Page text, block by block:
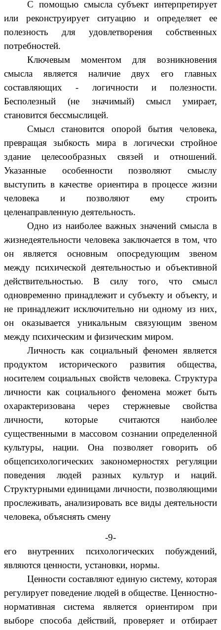
С помощью смысла субъект интерпретирует
или реконструирует ситуацию и определяет ее
полезность для удовлетворения собственных
потребностей.
Ключевым моментом для возникновения
смысла является наличие двух его главных
составляющих - логичности и полезности.
Бесполезный (не значимый) смысл умирает,
становится бессмыслицей.
Смысл становится опорой бытия человека,
превращая зыбкость мира в логически стройное
здание целесообразных связей и отношений.
Указанные особенности позволяют смыслу
выступить в качестве ориентира в процессе жизни
человека и позволяют ему строить
целенаправленную деятельность.
Одно из наиболее важных значений смысла в
жизнедеятельности человека заключается в том, что
он является основным опосредующим звеном
между психической деятельностью и объективной
действительностью. В силу того, что смысл
одновременно принадлежит и субъекту и объекту, и
не принадлежит исключительно ни одному из них,
он оказывается уникальным связующим звеном
между психическим и физическим миром.
Личность как социальный феномен является
продуктом исторического развития общества,
носителем социальных свойств человека. Структура
личности как социального феномена может быть
охарактеризована через стержневые свойства
личности, которые считаются наиболее
существенными в массовом сознании определенной
культуры, нации. Она позволяет говорить об
общепсихологических закономерностях регуляции
поведения людей разных культур и наций.
Структурными единицами личности, позволяющими
прослеживать, анализировать все виды деятельности
человека, объяснять смену
-9-
его внутренних психологических побуждений,
являются ценности, установки, нормы.
Ценности составляют единую систему, которая
регулирует поведение людей в обществе. Ценностно-
нормативная система является ориентиром при
выборе способа действий, проверяет и отбирает